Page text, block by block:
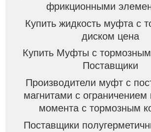
фрикционными
Купить жидкость муфта с
диском цена
Купить Муфты с
Поставщики
Производители муфт с
магнитами с ограничением
момента с тормозным
Поставщики